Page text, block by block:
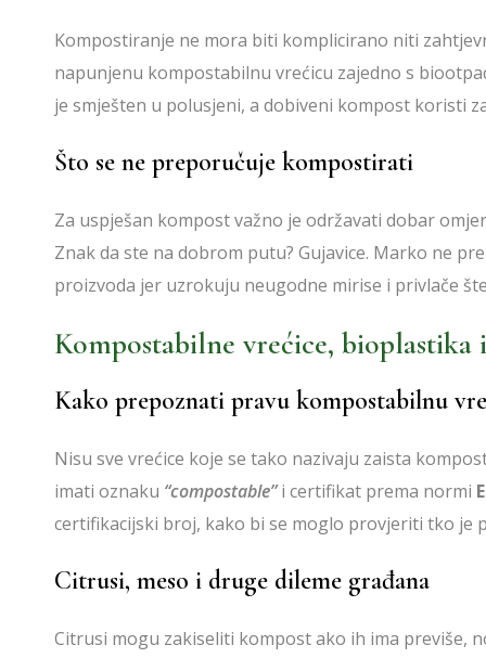
Kompostiranje ne mora biti komplicirano niti
napunjenu kompostabilnu vrećicu zajedno s
je smješten u polusjeni, a dobiveni kompost koristi
Što se ne preporučuje kompostirati
Za uspješan kompost važno je održavati dobar
Znak da ste na dobrom putu? Gujavice. Marko ne
proizvoda jer uzrokuju neugodne mirise i privlače
Kompostabilne vrećice, bioplastika
Kako prepoznati pravu kompostabilnu
Nisu sve vrećice koje se tako nazivaju zaista
imati oznaku “compostable”i certifikat prema normi
certifikacijski broj, kako bi se moglo provjeriti tko je
Citrusi, meso i druge dileme građana
Citrusi mogu zakiseliti kompost ako ih ima previše,